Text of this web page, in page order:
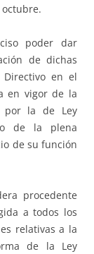
poder dar
de dichas
en el
en vigor de la
por la de Ley
de la plena
de su función
procedente
a todos los
relativas a la
de la Ley